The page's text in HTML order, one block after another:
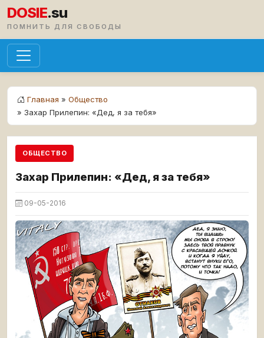
DOSIE.su
ПОМНИТЬ ДЛЯ СВОБОДЫ
Главная » Общество
» Захар Прилепин: «Дед, я за тебя»
ОБЩЕСТВО
Захар Прилепин: «Дед, я за тебя»
09-05-2016